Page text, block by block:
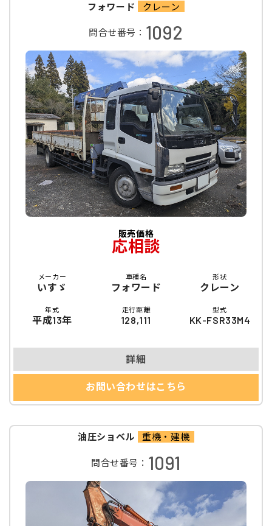
フォワード クレーン
問合せ番号： 1092
販売価格
応相談
メーカー
いすゞ
車種名
フォワード
形状
クレーン
年式
平成13年
走行距離
128,111
型式
KK-FSR33M4
詳細
お問い合わせはこちら
油圧ショベル 重機・建機
問合せ番号： 1091